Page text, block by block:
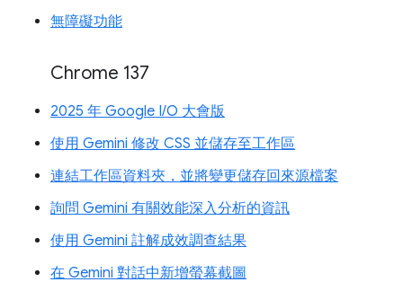
無障礙功能
Chrome 137
2025 年 Google I/O 大會版
使用 Gemini 修改 CSS 並儲存至工作區
連結工作區資料夾，並將變更儲存回來源檔案
詢問 Gemini 有關效能深入分析的資訊
使用 Gemini 註解成效調查結果
在 Gemini 對話中新增螢幕截圖